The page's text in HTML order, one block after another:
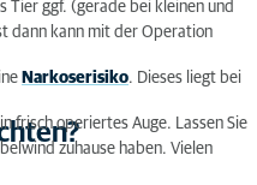
ggf. (gerade bei kleinen und
dann kann mit der Operation
Narkoserisiko. Dieses liegt bei
frisch operiertes Auge. Lassen Sie
zuhause haben. Vielen